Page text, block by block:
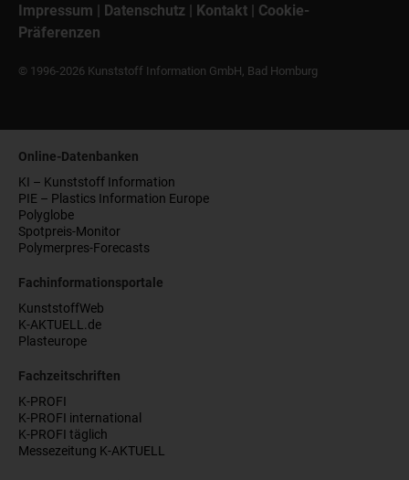
Impressum | Datenschutz | Kontakt | Cookie-
Präferenzen
© 1996-2026 Kunststoff Information GmbH, Bad Homburg
Online-Datenbanken
KI – Kunststoff Information
PIE – Plastics Information Europe
Polyglobe
Spotpreis-Monitor
Polymerpres-Forecasts
Fachinformationsportale
KunststoffWeb
K-AKTUELL.de
Plasteurope
Fachzeitschriften
K-PROFI
K-PROFI international
K-PROFI täglich
Messezeitung K-AKTUELL